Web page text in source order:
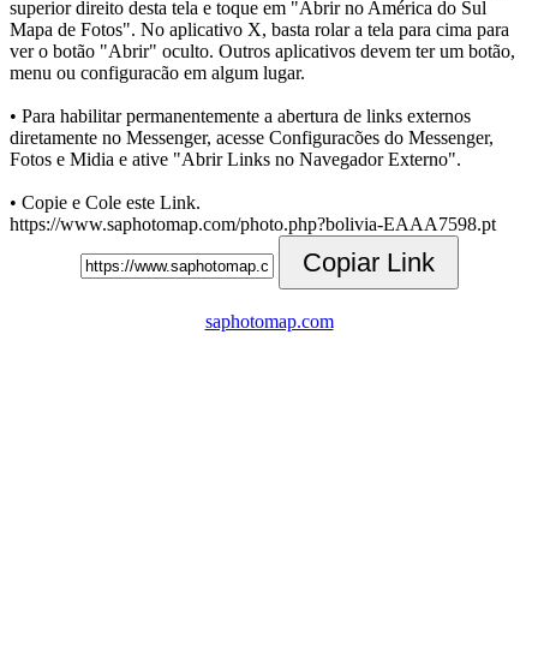
superior direito desta tela e toque em "Abrir no América do Sul
Mapa de Fotos". No aplicativo X, basta rolar a tela para cima para
ver o botão "Abrir" oculto. Outros aplicativos devem ter um botão,
menu ou configuracão em algum lugar.
• Para habilitar permanentemente a abertura de links externos
diretamente no Messenger, acesse Configuracões do Messenger,
Fotos e Midia e ative "Abrir Links no Navegador Externo".
• Copie e Cole este Link.
https://www.saphotomap.com/photo.php?bolivia-EAAA7598.pt
Copiar Link
saphotomap.com